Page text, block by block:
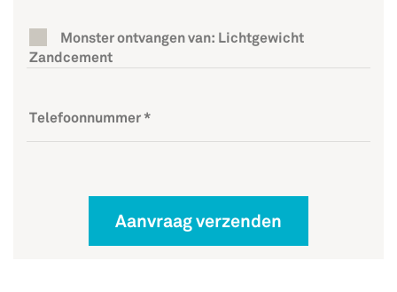
Monster ontvangen van: Lichtgewicht
Zandcement
Aanvraag verzenden